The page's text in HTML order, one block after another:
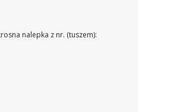
nalepka z nr. (tuszem):